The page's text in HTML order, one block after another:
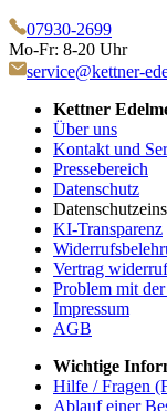
07930-2699
Mo-Fr: 8-20 Uhr
service@kettner-
Kettner
Über uns
Kontakt und
Pressebereich
Datenschutz
KI-Transparenz
Vertrag
Problem mit
Impressum
AGB
Wichtige
Hilfe / Fragen
Ablauf einer